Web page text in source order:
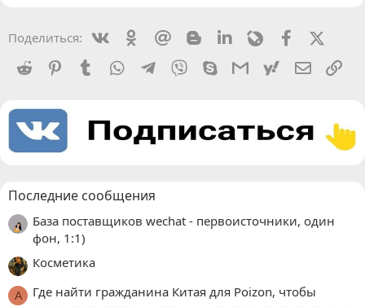
Поделиться: VkontakteOdnoklassniki
Mail.ru BloggerLinkedinLivejournalFacebook
Reddit
PinterestTumblr WhatsAppTelegram
Viber SkypeGmailyahoomail
Последние сообщения
База поставщиков wechat - первоисточники, один
фон, 1:1)
Косметика
A
Где найти гражданина Китая для Poizon, чтобы